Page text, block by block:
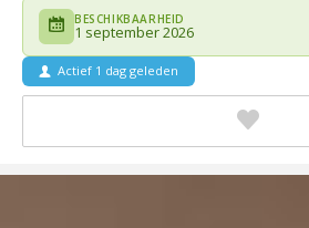
BESCHIKBAARHEID
1 september 2026
Actief 1 dag geleden